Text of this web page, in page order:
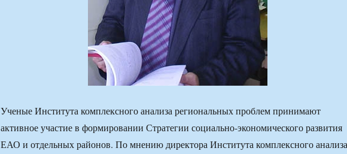
Ученые Института комплексного анализа региональных проблем принимают
активное участие в формировании Стратегии социально-экономического развития
ЕАО и отдельных районов. По мнению директора Института комплексного анализа